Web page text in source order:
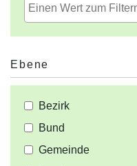
Ebene
Bezirk
Bund
Gemeinde